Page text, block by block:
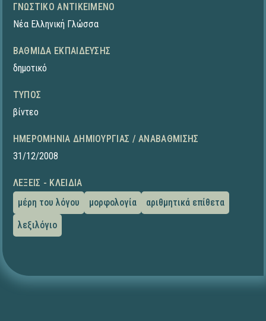
ΓΝΩΣΤΙΚΌ ΑΝΤΙΚΕΊΜΕΝΟ
Νέα Ελληνική Γλώσσα
ΒΑΘΜΊΔΑ ΕΚΠΑΊΔΕΥΣΗΣ
δημοτικό
ΤΎΠΟΣ
βίντεο
ΗΜΕΡΟΜΗΝΊΑ ΔΗΜΙΟΥΡΓΊΑΣ / ΑΝΑΒΆΘΜΙΣΗΣ
31/12/2008
ΛΈΞΕΙΣ - ΚΛΕΙΔΙΆ
μέρη του λόγου
μορφολογία
αριθμητικά επίθετα
λεξιλόγιο